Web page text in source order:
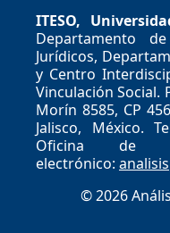
ITESO,
Departamento
Jurídicos,
y Centro
Vinculación Social.
Morín 8585, CP
Jalisco, México.
Oficina de
electrónico:
© 2026